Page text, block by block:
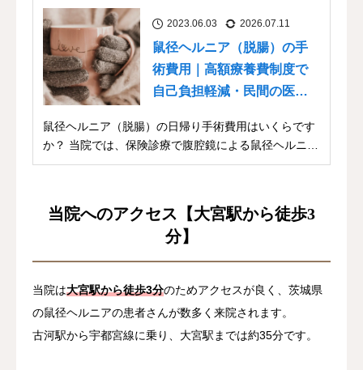
2023.06.03 2026.07.11
鼠径ヘルニア（脱腸）の手
術費用｜高額療養費制度で
自己負担軽減・民間の医療
鼠径ヘルニア（脱腸）の日帰り手術費用はいくらです
か？ 当院では、保険診療で腹腔鏡による鼠径ヘルニア
（...
当院へのアクセス【大宮駅から徒歩3
分】
当院は大宮駅から徒歩3分のためアクセスが良く、茨城県
の鼠径ヘルニアの患者さんが数多く来院されます。
古河駅から宇都宮線に乗り、大宮駅までは約35分です。